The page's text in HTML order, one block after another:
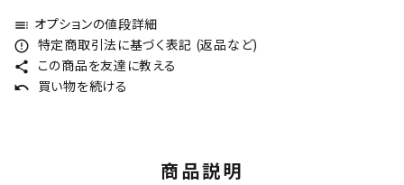
toc オプションの値段詳細
error_outline 特定商取引法に基づく表記 (返品など)
share この商品を友達に教える
undo 買い物を続ける
商品説明